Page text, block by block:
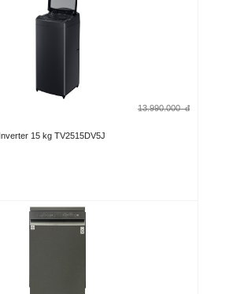
13.990.000 đ
15 kg TV2515DV5J